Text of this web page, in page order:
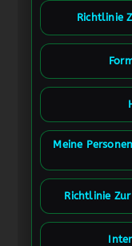
Richtlinie
Meine
Richtlinie